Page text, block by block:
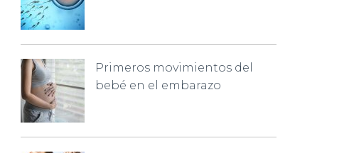
Primeros movimientos del
bebé en el embarazo